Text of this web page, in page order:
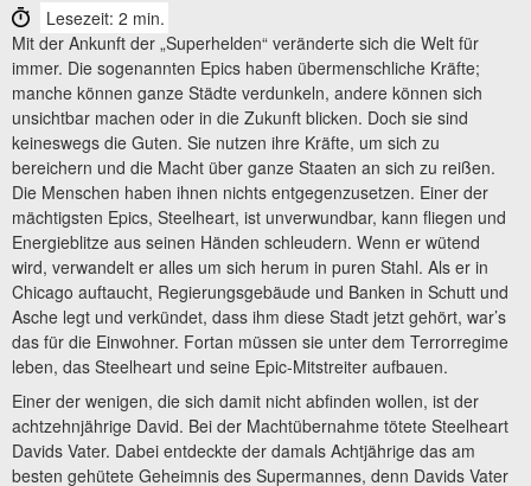
Lesezeit: 2 min.
Mit der Ankunft der „Superhelden“ veränderte sich die Welt für
immer. Die sogenannten Epics haben übermenschliche Kräfte;
manche können ganze Städte verdunkeln, andere können sich
unsichtbar machen oder in die Zukunft blicken. Doch sie sind
keineswegs die Guten. Sie nutzen ihre Kräfte, um sich zu
bereichern und die Macht über ganze Staaten an sich zu reißen.
Die Menschen haben ihnen nichts entgegenzusetzen. Einer der
mächtigsten Epics, Steelheart, ist unverwundbar, kann fliegen und
Energieblitze aus seinen Händen schleudern. Wenn er wütend
wird, verwandelt er alles um sich herum in puren Stahl. Als er in
Chicago auftaucht, Regierungsgebäude und Banken in Schutt und
Asche legt und verkündet, dass ihm diese Stadt jetzt gehört, war’s
das für die Einwohner. Fortan müssen sie unter dem Terrorregime
leben, das Steelheart und seine Epic-Mitstreiter aufbauen.
Einer der wenigen, die sich damit nicht abfinden wollen, ist der
achtzehnjährige David. Bei der Machtübernahme tötete Steelheart
Davids Vater. Dabei entdeckte der damals Achtjährige das am
besten gehütete Geheimnis des Supermannes, denn Davids Vater